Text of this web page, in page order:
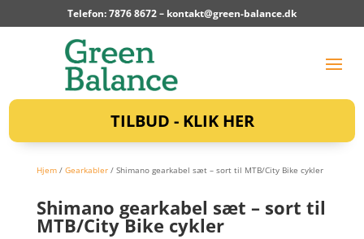
Telefon: 7876 8672 – kontakt@green-balance.dk
TILBUD - KLIK HER
Hjem/ Gearkabler/ Shimano gearkabel sæt – sort til MTB/City Bike cykler
Shimano gearkabel sæt – sort til
MTB/City Bike cykler